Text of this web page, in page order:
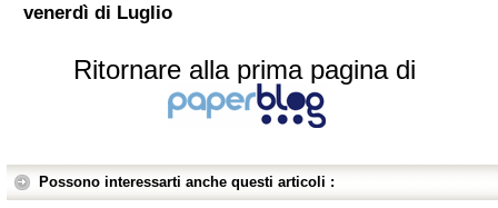
venerdì di Luglio
Ritornare alla prima pagina di
Possono interessarti anche questi articoli :